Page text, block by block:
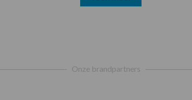
Onze brandpartners